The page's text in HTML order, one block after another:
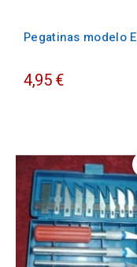
Pegatinas modelo E
4,95 €